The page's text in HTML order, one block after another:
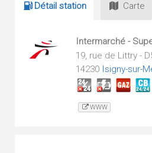
Détail station Carte
Intermarché -
19, rue de Littry -
14230 Isigny-sur-
WWW